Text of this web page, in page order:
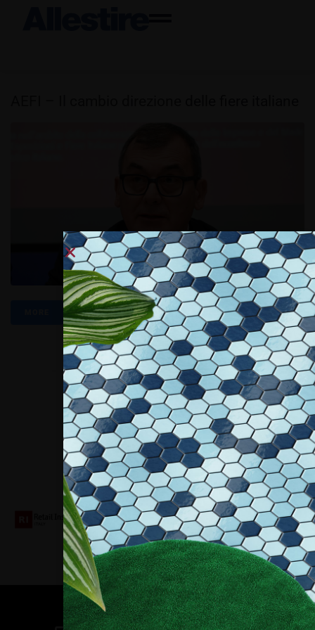
Collaboriamo con
Contatti